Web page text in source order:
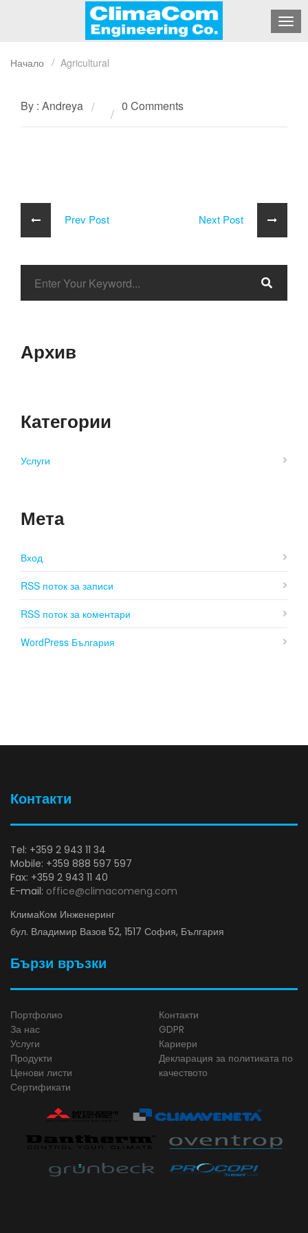
Начало Agricultural
By : Andreya 0 Comments
Prev Post Next Post
Архив
Категории
Услуги
Мета
Вход
RSS поток за записи
RSS поток за коментари
WordPress България
Контакти
Tel: +359 2 943 11 34
Mobile: +359 888 597 597
Fax: +359 2 943 11 40
E-mail: office@climacomeng.com
КлимаКом Инженеринг
бул. Владимир Вазов 52, 1517 София, България
Бързи връзки
Портфолио
За нас
Услуги
Продукти
Ценови листи
Сертификати
Контакти
GDPR
Кариери
Декларация за политиката по
качеството